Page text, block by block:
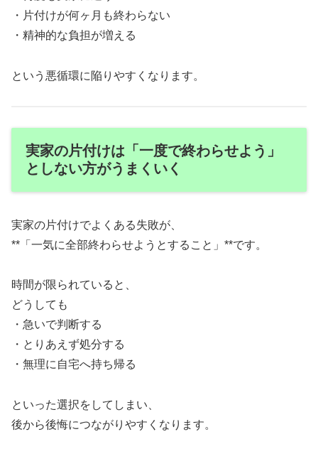
・片付けが何ヶ月も終わらない
・精神的な負担が増える
という悪循環に陥りやすくなります。
実家の片付けは「一度で終わらせよう」
としない方がうまくいく
実家の片付けでよくある失敗が、
**「一気に全部終わらせようとすること」**です。
時間が限られていると、
どうしても
・急いで判断する
・とりあえず処分する
・無理に自宅へ持ち帰る
といった選択をしてしまい、
後から後悔につながりやすくなります。